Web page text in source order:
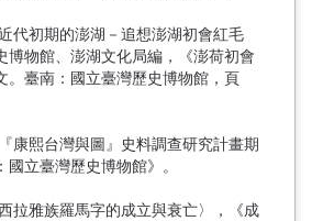
代初期的澎湖－追想澎湖初會紅毛
博物館、澎湖文化局編，《澎荷初會
。臺南：國立臺灣歷史博物館，頁
康熙台灣與圖』史料調查研究計畫期
立臺灣歷史博物館》。
拉雅族羅馬字的成立與衰亡〉，《成